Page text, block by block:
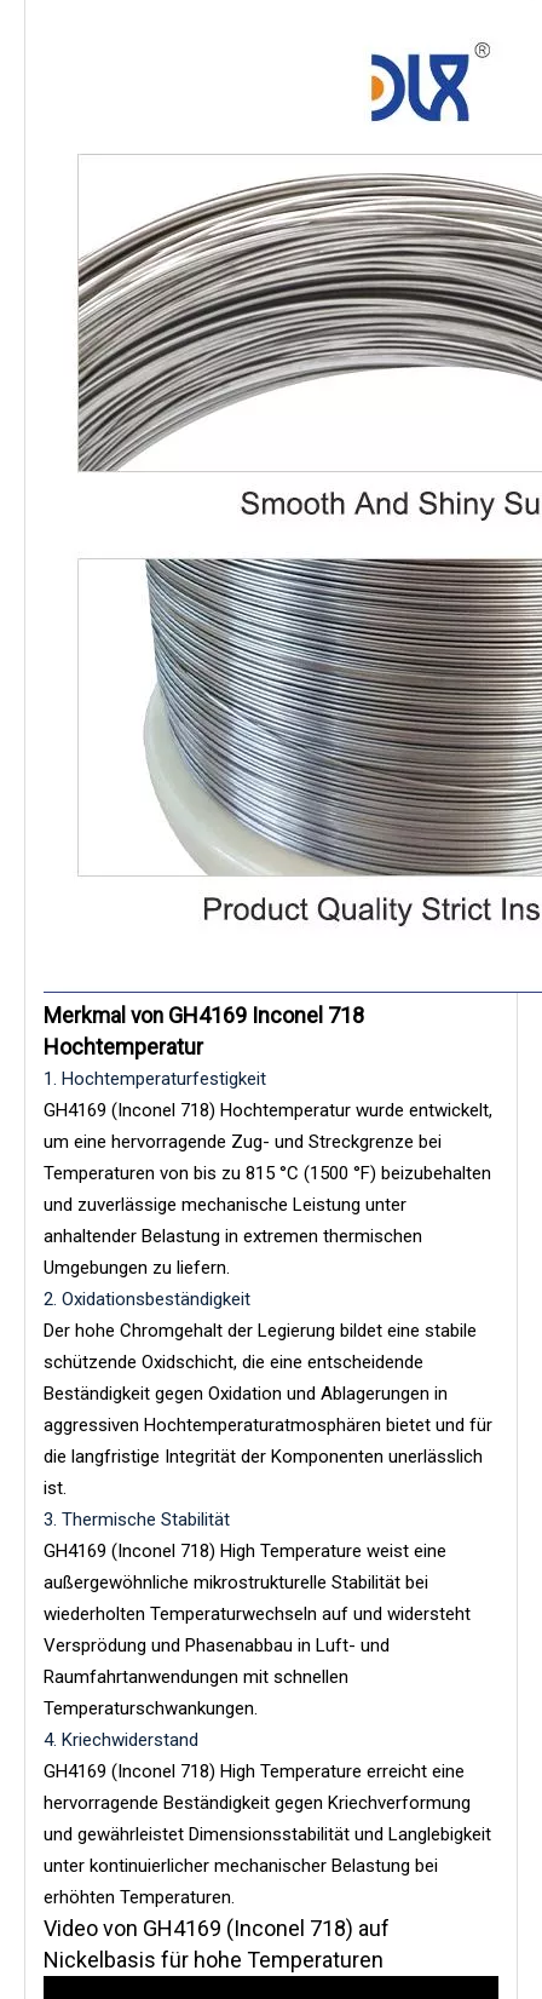
Merkmal von GH4169 Inconel 718
Hochtemperatur
1. Hochtemperaturfestigkeit
GH4169 (Inconel 718) Hochtemperatur wurde entwickelt,
um eine hervorragende Zug- und Streckgrenze bei
Temperaturen von bis zu 815 °C (1500 °F) beizubehalten
und zuverlässige mechanische Leistung unter
anhaltender Belastung in extremen thermischen
Umgebungen zu liefern.
2. Oxidationsbeständigkeit
Der hohe Chromgehalt der Legierung bildet eine stabile
schützende Oxidschicht, die eine entscheidende
Beständigkeit gegen Oxidation und Ablagerungen in
aggressiven Hochtemperaturatmosphären bietet und für
die langfristige Integrität der Komponenten unerlässlich
ist.
3. Thermische Stabilität
GH4169 (Inconel 718) High Temperature weist eine
außergewöhnliche mikrostrukturelle Stabilität bei
wiederholten Temperaturwechseln auf und widersteht
Versprödung und Phasenabbau in Luft- und
Raumfahrtanwendungen mit schnellen
Temperaturschwankungen.
4. Kriechwiderstand
GH4169 (Inconel 718) High Temperature erreicht eine
hervorragende Beständigkeit gegen Kriechverformung
und gewährleistet Dimensionsstabilität und Langlebigkeit
unter kontinuierlicher mechanischer Belastung bei
erhöhten Temperaturen.
Video von GH4169 (Inconel 718) auf
Nickelbasis für hohe Temperaturen